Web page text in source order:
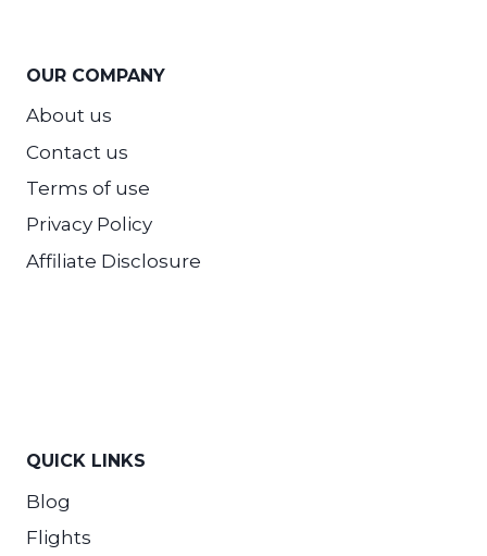
OUR COMPANY
About us
Contact us
Terms of use
Privacy Policy
Affiliate Disclosure
QUICK LINKS
Blog
Flights